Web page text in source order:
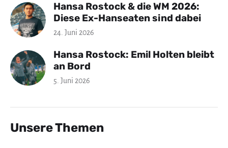
Hansa Rostock & die WM 2026:
Diese Ex-Hanseaten sind dabei
24. Juni 2026
Hansa Rostock: Emil Holten bleibt
an Bord
5. Juni 2026
Unsere Themen